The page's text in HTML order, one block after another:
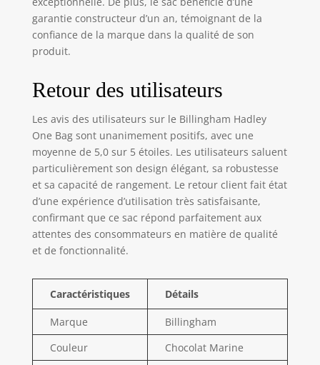
garantie constructeur d’un an, témoignant de la
confiance de la marque dans la qualité de son
produit.
Retour des utilisateurs
Les avis des utilisateurs sur le Billingham Hadley
One Bag sont unanimement positifs, avec une
moyenne de 5,0 sur 5 étoiles. Les utilisateurs saluent
particulièrement son design élégant, sa robustesse
et sa capacité de rangement. Le retour client fait état
d’une expérience d’utilisation très satisfaisante,
confirmant que ce sac répond parfaitement aux
attentes des consommateurs en matière de qualité
et de fonctionnalité.
Caractéristiques Détails
Marque
Billingham
Couleur
Chocolat Marine